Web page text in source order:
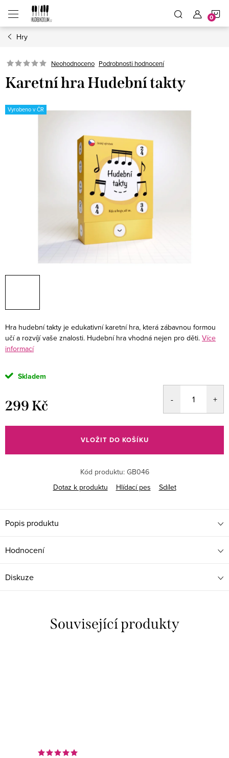
obsah
Hry
Neohodnoceno Podrobnosti hodnocení
Karetní hra Hudební takty
Vyrobeno v ČR
Hra hudební takty je edukativní karetní hra, která zábavnou formou
učí a rozvíjí vaše znalosti. Hudební hra vhodná nejen pro děti. Více
informací
Skladem
299 Kč
cena:
VLOŽIT DO KOŠÍKU
Kód produktu: GB046
Dotaz k produktu
Hlídací pes Sdílet
Popis produktu
Hodnocení
Diskuze
Související produkty